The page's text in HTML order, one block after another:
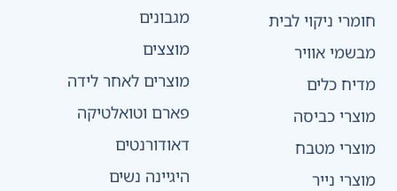
חומרי ניקוי לבית
מבשמי אוויר
מדיח כלים
מוצרי כביסה
מוצרי מטבח
מוצרי נייר
מגבונים
מוצצים
מוצרים לאחר לידה
פארם וטואלטיקה
דאודורנטים
היגיינה נשים